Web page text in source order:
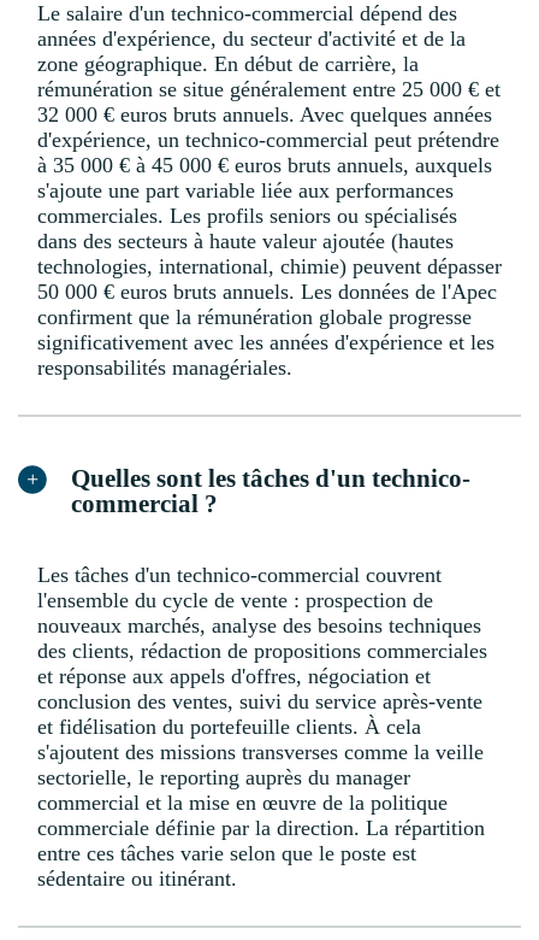
Le salaire d'un technico-commercial dépend des
années d'expérience, du secteur d'activité et de la
zone géographique. En début de carrière, la
rémunération se situe généralement entre 25 000 € et
32 000 € euros bruts annuels. Avec quelques années
d'expérience, un technico-commercial peut prétendre
à 35 000 € à 45 000 € euros bruts annuels, auxquels
s'ajoute une part variable liée aux performances
commerciales. Les profils seniors ou spécialisés
dans des secteurs à haute valeur ajoutée (hautes
technologies, international, chimie) peuvent dépasser
50 000 € euros bruts annuels. Les données de l'Apec
confirment que la rémunération globale progresse
significativement avec les années d'expérience et les
responsabilités managériales.
Quelles sont les tâches d'un technico-
commercial ?
Les tâches d'un technico-commercial couvrent
l'ensemble du cycle de vente : prospection de
nouveaux marchés, analyse des besoins techniques
des clients, rédaction de propositions commerciales
et réponse aux appels d'offres, négociation et
conclusion des ventes, suivi du service après-vente
et fidélisation du portefeuille clients. À cela
s'ajoutent des missions transverses comme la veille
sectorielle, le reporting auprès du manager
commercial et la mise en œuvre de la politique
commerciale définie par la direction. La répartition
entre ces tâches varie selon que le poste est
sédentaire ou itinérant.